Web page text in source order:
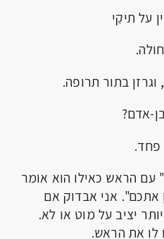
על תיקֵי
בתור תרופה.
אדם?
פחד.
עם הראש כאילו הוא אומר
אתכם". אני אבדוק אם
יציב על מוט או לא.
לו את הראש.